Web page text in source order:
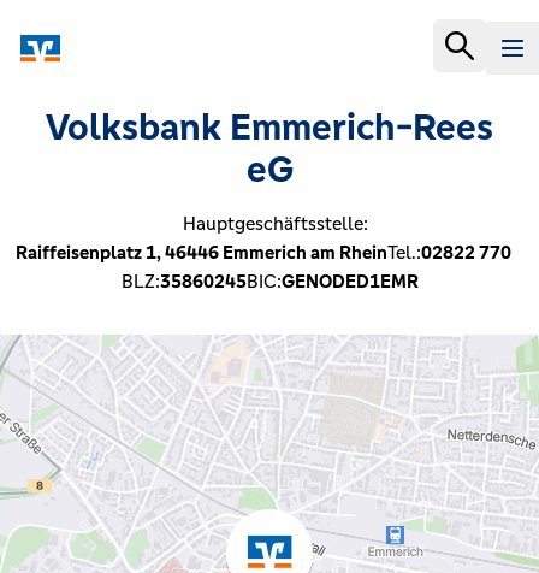
Volksbank Emmerich-Rees
eG
Hauptgeschäftsstelle:
Raiffeisenplatz 1,46446 Emmerich am RheinTel.:02822 770
BLZ:35860245BIC:GENODED1EMR